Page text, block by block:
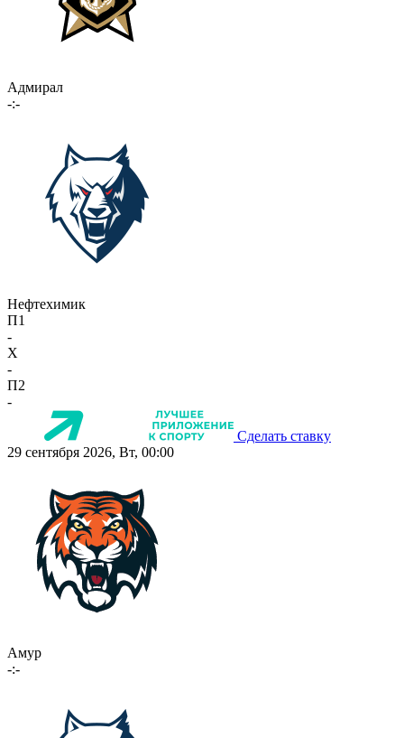
Адмирал
-:-
Нефтехимик
П1
-
X
-
П2
-
Сделать ставку
29 сентября 2026, Вт, 00:00
Амур
-:-